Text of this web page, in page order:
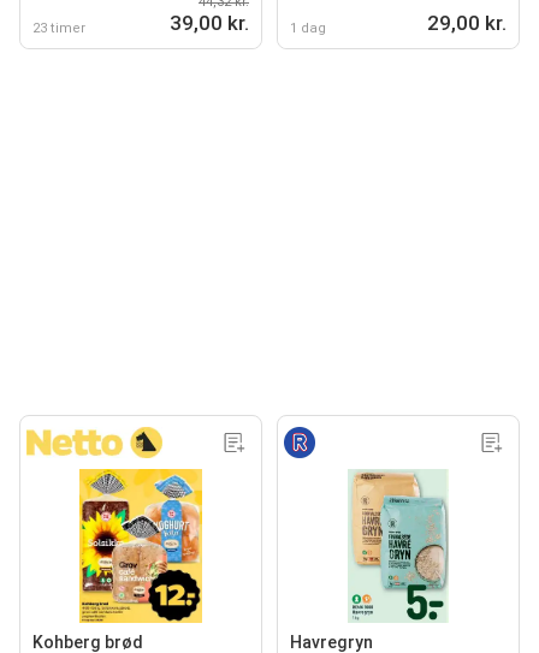
23 timer 39,00 kr. 1 dag 29,00 kr.
Kohberg brød Havregryn